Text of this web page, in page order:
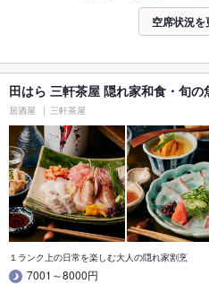
空席状況を
田はら 三軒茶屋 隠れ家和食・旬の
居酒屋 三軒茶屋
１ランク上の日常を楽しむ大人の隠れ家割烹
7001～8000円